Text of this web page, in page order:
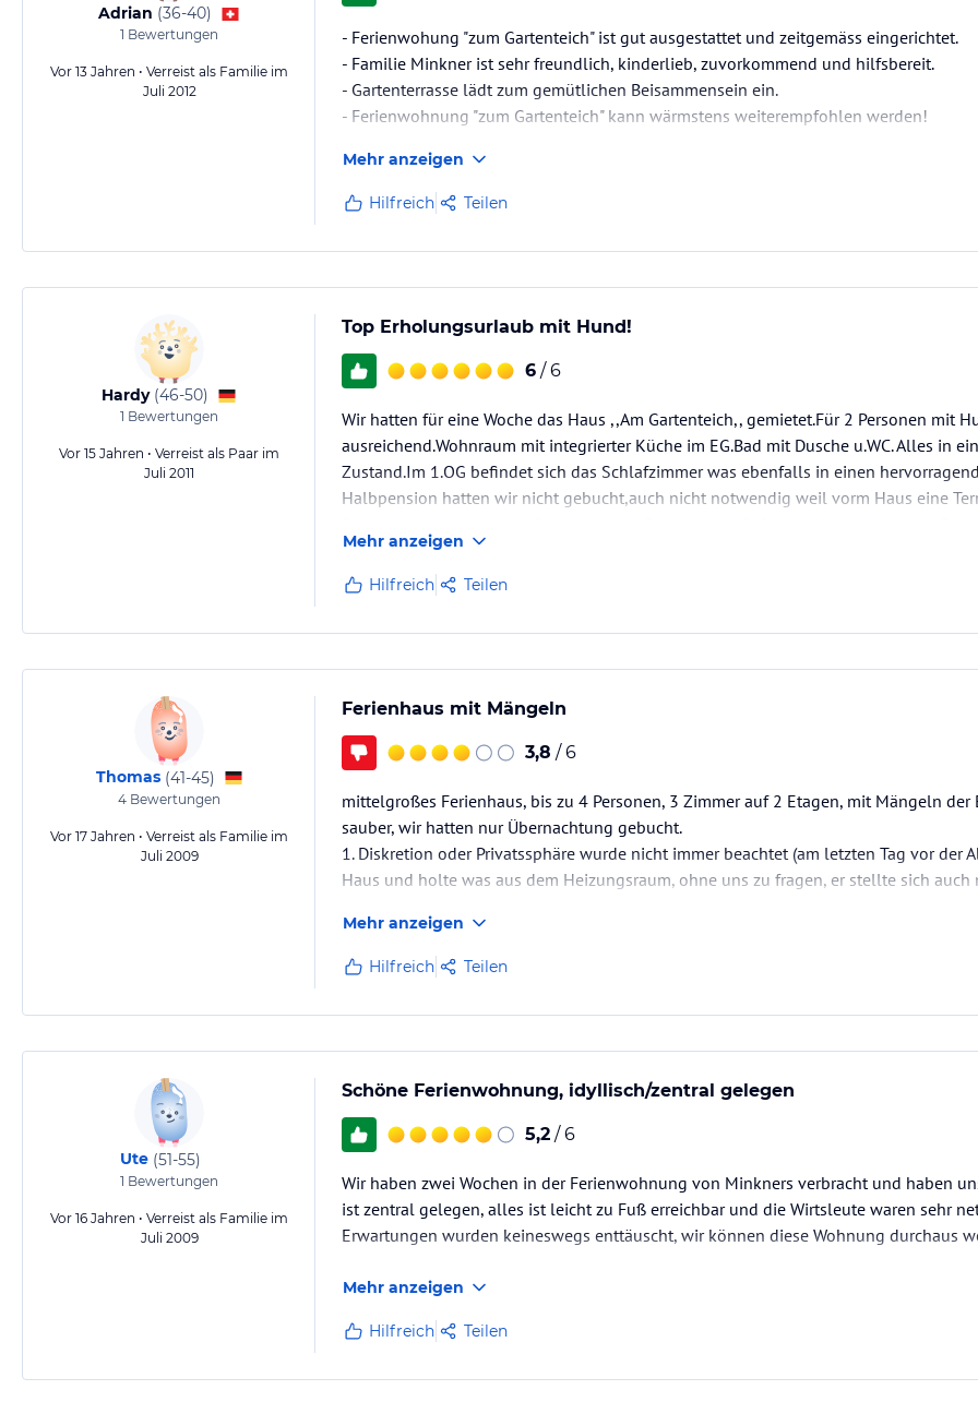
Adrian (36-40)
1 Bewertungen
Vor 13 Jahren • Verreist als Familie im
Juli 2012
- Ferienwohung "zum Gartenteich" ist gut ausgestattet und zeitgemäss eingerichtet.
- Familie Minkner ist sehr freundlich, kinderlieb, zuvorkommend und hilfsbereit.
- Gartenterrasse lädt zum gemütlichen Beisammensein ein.
- Ferienwohnung "zum Gartenteich" kann wärmstens weiterempfohlen werden!
Mehr anzeigen
Hilfreich Teilen
Hardy (46-50)
1 Bewertungen
Vor 15 Jahren • Verreist als Paar im
Juli 2011
Top Erholungsurlaub mit Hund!
6 / 6
Wir hatten für eine Woche das Haus ,,Am Gartenteich,, gemietet.Für 2 Personen mit
ausreichend.Wohnraum mit integrierter Küche im EG.Bad mit Dusche u.WC. Alles in
Zustand.Im 1.OG befindet sich das Schlafzimmer was ebenfalls in einen
Halbpension hatten wir nicht gebucht,auch nicht notwendig weil vorm Haus eine
Mehr anzeigen
Hilfreich Teilen
Thomas (41-45)
4 Bewertungen
Vor 17 Jahren • Verreist als Familie im
Juli 2009
Ferienhaus mit Mängeln
3,8 / 6
mittelgroßes Ferienhaus, bis zu 4 Personen, 3 Zimmer auf 2 Etagen, mit Mängeln
sauber, wir hatten nur Übernachtung gebucht.
1. Diskretion oder Privatssphäre wurde nicht immer beachtet (am letzten Tag vor der
Haus und holte was aus dem Heizungsraum, ohne uns zu fragen, er stellte sich auch
2. Eingangstür klemmt, die Badezimmertür lässt sich nicht ver-
schliessen (Schloß klemmt) und…
Mehr anzeigen
Hilfreich Teilen
Ute (51-55)
1 Bewertungen
Vor 16 Jahren • Verreist als Familie im
Juli 2009
Schöne Ferienwohnung, idyllisch/zentral gelegen
5,2 / 6
Wir haben zwei Wochen in der Ferienwohnung von Minkners verbracht und haben
ist zentral gelegen, alles ist leicht zu Fuß erreichbar und die Wirtsleute waren sehr
Erwartungen wurden keineswegs enttäuscht, wir können diese Wohnung durchaus
Mehr anzeigen
Hilfreich Teilen